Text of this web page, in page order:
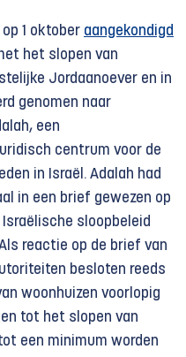
1 oktober aangekondigd
het slopen van
Jordaanoever en in
genomen naar
een
centrum voor de
in Israël. Adalah had
in een brief gewezen op
sloopbeleid
reactie op de brief van
besloten reeds
woonhuizen voorlopig
tot het slopen van
een minimum worden